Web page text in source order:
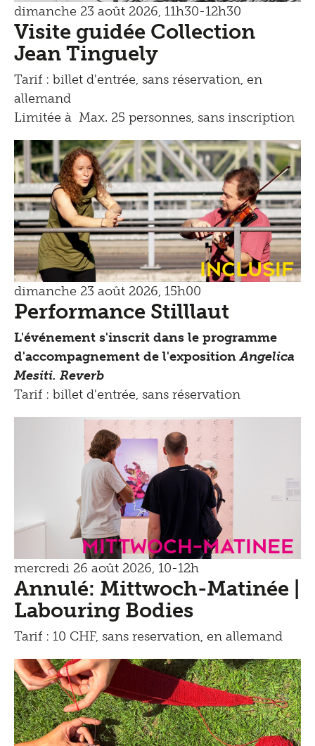
dimanche 23 août 2026, 11h30-12h30
Visite guidée Collection
Jean Tinguely
Tarif : billet d'entrée, sans réservation, en
allemand
Limitée à Max. 25 personnes, sans inscription
Inclusif
dimanche 23 août 2026, 15h00
Performance Stilllaut
L'événement s'inscrit dans le programme
d'accompagnement de l'expositionAngelica
Mesiti. Reverb
Tarif : billet d'entrée, sans réservation
mittwoch-matinee
mercredi 26 août 2026, 10-12h
Annulé: Mittwoch-Matinée |
Labouring Bodies
Tarif : 10 CHF, sans reservation, en allemand